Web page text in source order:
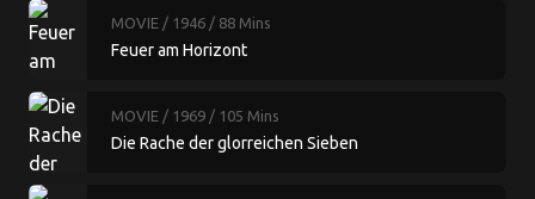
MOVIE / 1946 / 88 Mins
Feuer am Horizont
MOVIE / 1969 / 105 Mins
Die Rache der glorreichen Sieben